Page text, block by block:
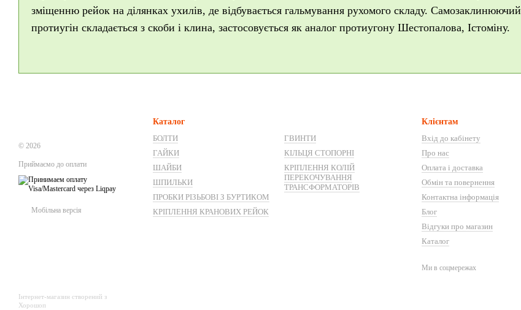
зміщенню рейок на ділянках ухилів, де відбувається гальмування рухомого складу. Самозаклинюючий
протиугін складається з скоби і клина, застосовується як аналог протиугону Шестопалова, Істоміну.
© 2026
Приймаємо до оплати
Мобільна версія
Інтернет-магазин створений з
Хорошоп
Каталог
БОЛТИ
ГАЙКИ
ШАЙБИ
ШПИЛЬКИ
ПРОБКИ РІЗЬБОВІ З БУРТИКОМ
КРІПЛЕННЯ КРАНОВИХ РЕЙОК
ГВИНТИ
КІЛЬЦЯ СТОПОРНІ
КРІПЛЕННЯ КОЛІЙ
ПЕРЕКОЧУВАННЯ
ТРАНСФОРМАТОРІВ
Клієнтам
Вхід до кабінету
Про нас
Оплата і доставка
Обмін та повернення
Контактна інформація
Блог
Відгуки про магазин
Каталог
Ми в соцмережах